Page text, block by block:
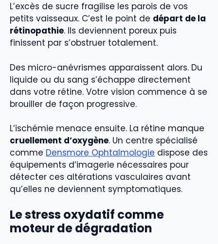
L’excès de sucre fragilise les parois de vos
petits vaisseaux. C’est le point de départ de la
rétinopathie. Ils deviennent poreux puis
finissent par s’obstruer totalement.
Des micro-anévrismes apparaissent alors. Du
liquide ou du sang s’échappe directement
dans votre rétine. Votre vision commence à se
brouiller de façon progressive.
L’ischémie menace ensuite. La rétine manque
cruellement d’oxygène. Un centre spécialisé
comme Densmore Ophtalmologie dispose des
équipements d’imagerie nécessaires pour
détecter ces altérations vasculaires avant
qu’elles ne deviennent symptomatiques.
Le stress oxydatif comme
moteur de dégradation